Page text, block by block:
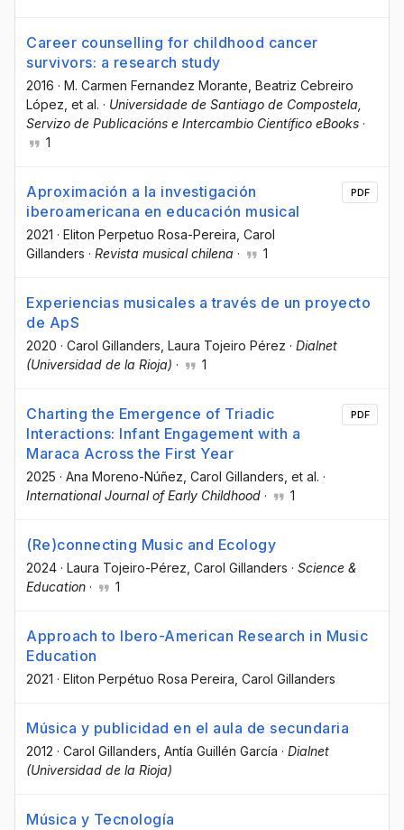
Career counselling for childhood cancer
survivors: a research study
2016 · M. Carmen Fernandez Morante , Beatriz Cebreiro
López , et al. · Universidade de Santiago de Compostela,
Servizo de Publicacións e Intercambio Científico eBooks ·
1
Aproximación a la investigación
iberoamericana en educación musical
2021 · Eliton Perpetuo Rosa-Pereira , Carol
Gillanders · Revista musical chilena · 1
PDF
Experiencias musicales a través de un proyecto
de ApS
2020 · Carol Gillanders , Laura Tojeiro Pérez · Dialnet
(Universidad de la Rioja) · 1
Charting the Emergence of Triadic
Interactions: Infant Engagement with a
Maraca Across the First Year
2025 · Ana Moreno-Núñez , Carol Gillanders , et al. ·
International Journal of Early Childhood · 1
PDF
(Re)connecting Music and Ecology
2024 · Laura Tojeiro-Pérez , Carol Gillanders · Science &
Education · 1
Approach to Ibero-American Research in Music
Education
2021 · Eliton Perpétuo Rosa Pereira, Carol Gillanders
Música y publicidad en el aula de secundaria
2012 · Carol Gillanders, Antía Guillén García · Dialnet
(Universidad de la Rioja)
Música y Tecnología